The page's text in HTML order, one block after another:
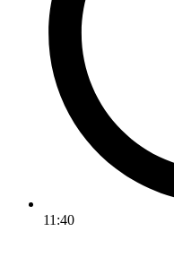
11:40